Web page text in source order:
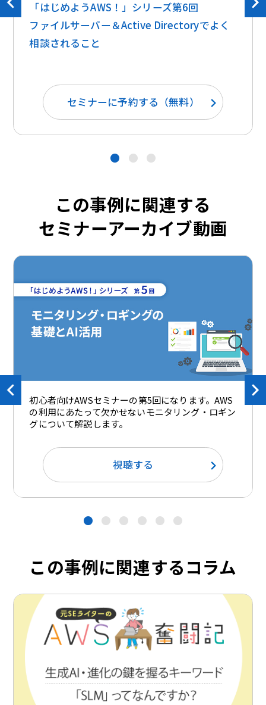
「はじめようAWS！」シリーズ第6回
ファイルサーバー＆Active Directoryでよく
相談されること
セミナーに予約する（無料）
● ● ●
この事例に関連する
セミナーアーカイブ動画
初心者向けAWSセミナーの第5回になります。AWS
の利用にあたって欠かせないモニタリング・ロギン
グについて解説します。
視聴する
● ● ● ● ● ●
この事例に関連するコラム